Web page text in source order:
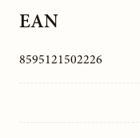
EAN
8595121502226